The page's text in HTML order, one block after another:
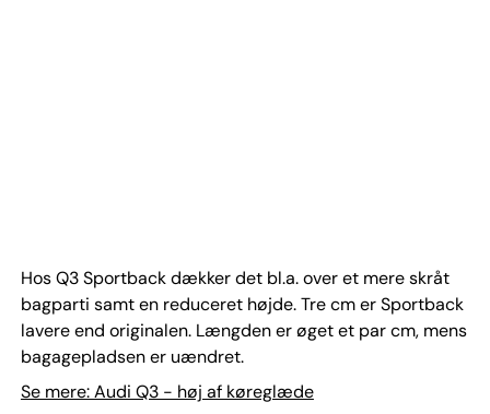
Hos Q3 Sportback dækker det bl.a. over et mere skråt
bagparti samt en reduceret højde. Tre cm er Sportback
lavere end originalen. Længden er øget et par cm, mens
bagagepladsen er uændret.
Se mere: Audi Q3 - høj af køreglæde